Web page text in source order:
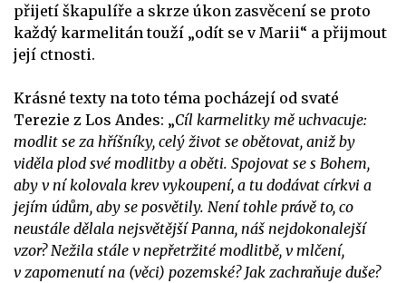
přijetí škapulíře a skrze úkon zasvěcení se proto
každý karmelitán touží „odít se v Marii“ a přijmout
její ctnosti.
Krásné texty na toto téma pocházejí od svaté
Terezie z Los Andes: „Cíl karmelitky mě uchvacuje:
modlit se za hříšníky, celý život se obětovat, aniž by
viděla plod své modlitby a oběti. Spojovat se s Bohem,
aby v ní kolovala krev vykoupení, a tu dodávat církvi a
jejím údům, aby se posvětily. Není tohle právě to, co
neustále dělala nejsvětější Panna, náš nejdokonalejší
vzor? Nežila stále v nepřetržité modlitbě, v mlčení,
v zapomenutí na (věci) pozemské? Jak zachraňuje duše?